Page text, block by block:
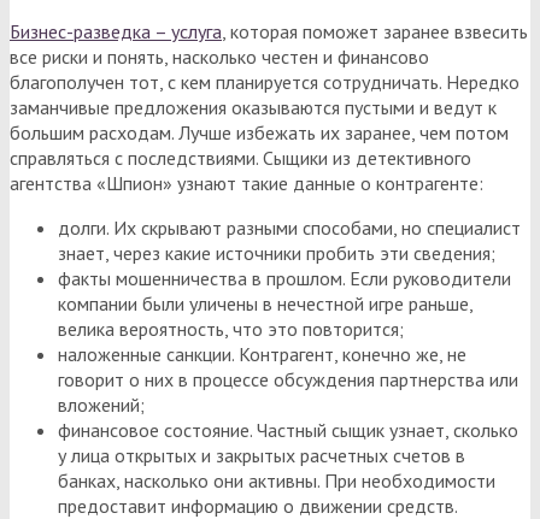
Бизнес-разведка – услуга , которая поможет заранее взвесить
все риски и понять, насколько честен и финансово
благополучен тот, с кем планируется сотрудничать. Нередко
заманчивые предложения оказываются пустыми и ведут к
большим расходам. Лучше избежать их заранее, чем потом
справляться с последствиями. Сыщики из детективного
агентства «Шпион» узнают такие данные о контрагенте:
долги. Их скрывают разными способами, но специалист
знает, через какие источники пробить эти сведения;
факты мошенничества в прошлом. Если руководители
компании были уличены в нечестной игре раньше,
велика вероятность, что это повторится;
наложенные санкции. Контрагент, конечно же, не
говорит о них в процессе обсуждения партнерства или
вложений;
финансовое состояние. Частный сыщик узнает, сколько
у лица открытых и закрытых расчетных счетов в
банках, насколько они активны. При необходимости
предоставит информацию о движении средств.